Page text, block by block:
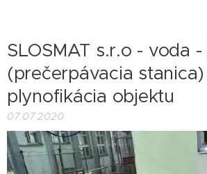
SLOSMAT s.r.o - voda
(prečerpávacia
plynofikácia objektu
07.07.2020